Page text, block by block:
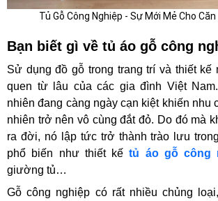
Tủ Gỗ Công Nghiệp - Sự Mới Mẻ Cho
Bạn biết gì về tủ áo gỗ công
Sử dụng đồ gỗ trong trang trí và thiết kế
quen từ lâu của các gia đình Việt
nhiên đang càng ngày cạn kiệt khiến nhu
nhiên trở nên vô cùng đắt đỏ. Do đó mà
ra đời, nó lập tức trở thành trào lưu
phổ biến như thiết kếtủ áo gỗ công
giường tủ…
Gỗ công nghiệp có rất nhiều chủng